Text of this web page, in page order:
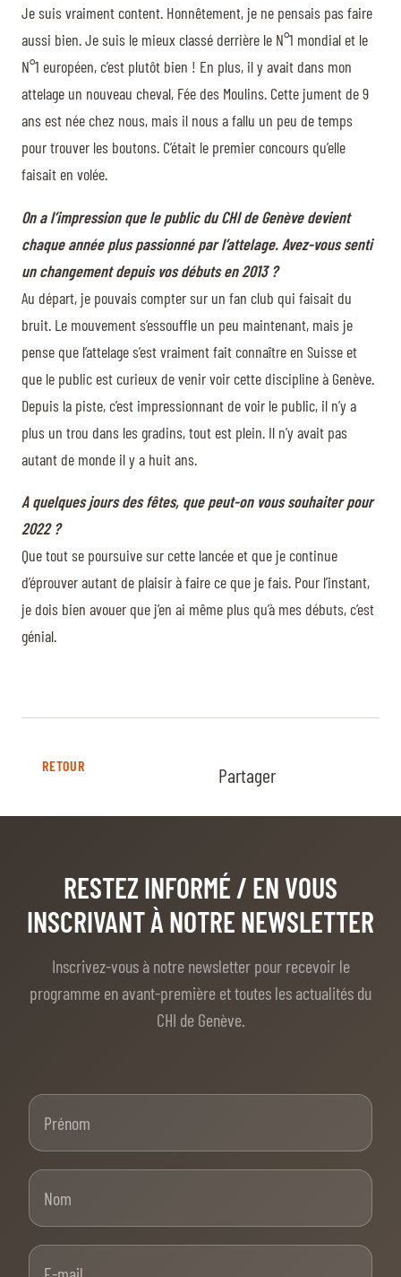
Je suis vraiment content. Honnêtement, je ne pensais pas faire
aussi bien. Je suis le mieux classé derrière le N°1 mondial et le
N°1 européen, c’est plutôt bien ! En plus, il y avait dans mon
attelage un nouveau cheval, Fée des Moulins. Cette jument de 9
ans est née chez nous, mais il nous a fallu un peu de temps
pour trouver les boutons. C’était le premier concours qu’elle
faisait en volée.
On a l’impression que le public du CHI de Genève devient
chaque année plus passionné par l’attelage. Avez-vous senti
un changement depuis vos débuts en 2013 ?
Au départ, je pouvais compter sur un fan club qui faisait du
bruit. Le mouvement s’essouffle un peu maintenant, mais je
pense que l’attelage s’est vraiment fait connaître en Suisse et
que le public est curieux de venir voir cette discipline à Genève.
Depuis la piste, c’est impressionnant de voir le public, il n’y a
plus un trou dans les gradins, tout est plein. Il n’y avait pas
autant de monde il y a huit ans.
A quelques jours des fêtes, que peut-on vous souhaiter pour
2022 ?
Que tout se poursuive sur cette lancée et que je continue
d’éprouver autant de plaisir à faire ce que je fais. Pour l’instant,
je dois bien avouer que j’en ai même plus qu’à mes débuts, c’est
génial.
RETOUR Partager
RESTEZ INFORMÉ / EN VOUS
INSCRIVANT À NOTRE NEWSLETTER
Inscrivez-vous à notre newsletter pour recevoir le
programme en avant-première et toutes les actualités du
CHI de Genève.